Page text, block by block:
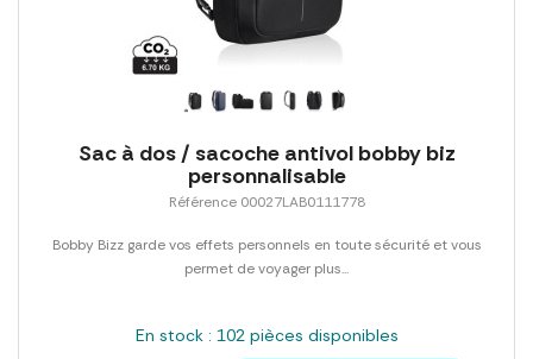
Sac à dos / sacoche antivol bobby biz
personnalisable
Référence 00027LAB0111778
Bobby Bizz garde vos effets personnels en toute sécurité et vous
permet de voyager plus...
En stock : 102 pièces disponibles